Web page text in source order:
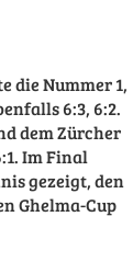
die Nummer 1,
6:3, 6:2.
dem Zürcher
Im Final
gezeigt, den
Ghelma-Cup